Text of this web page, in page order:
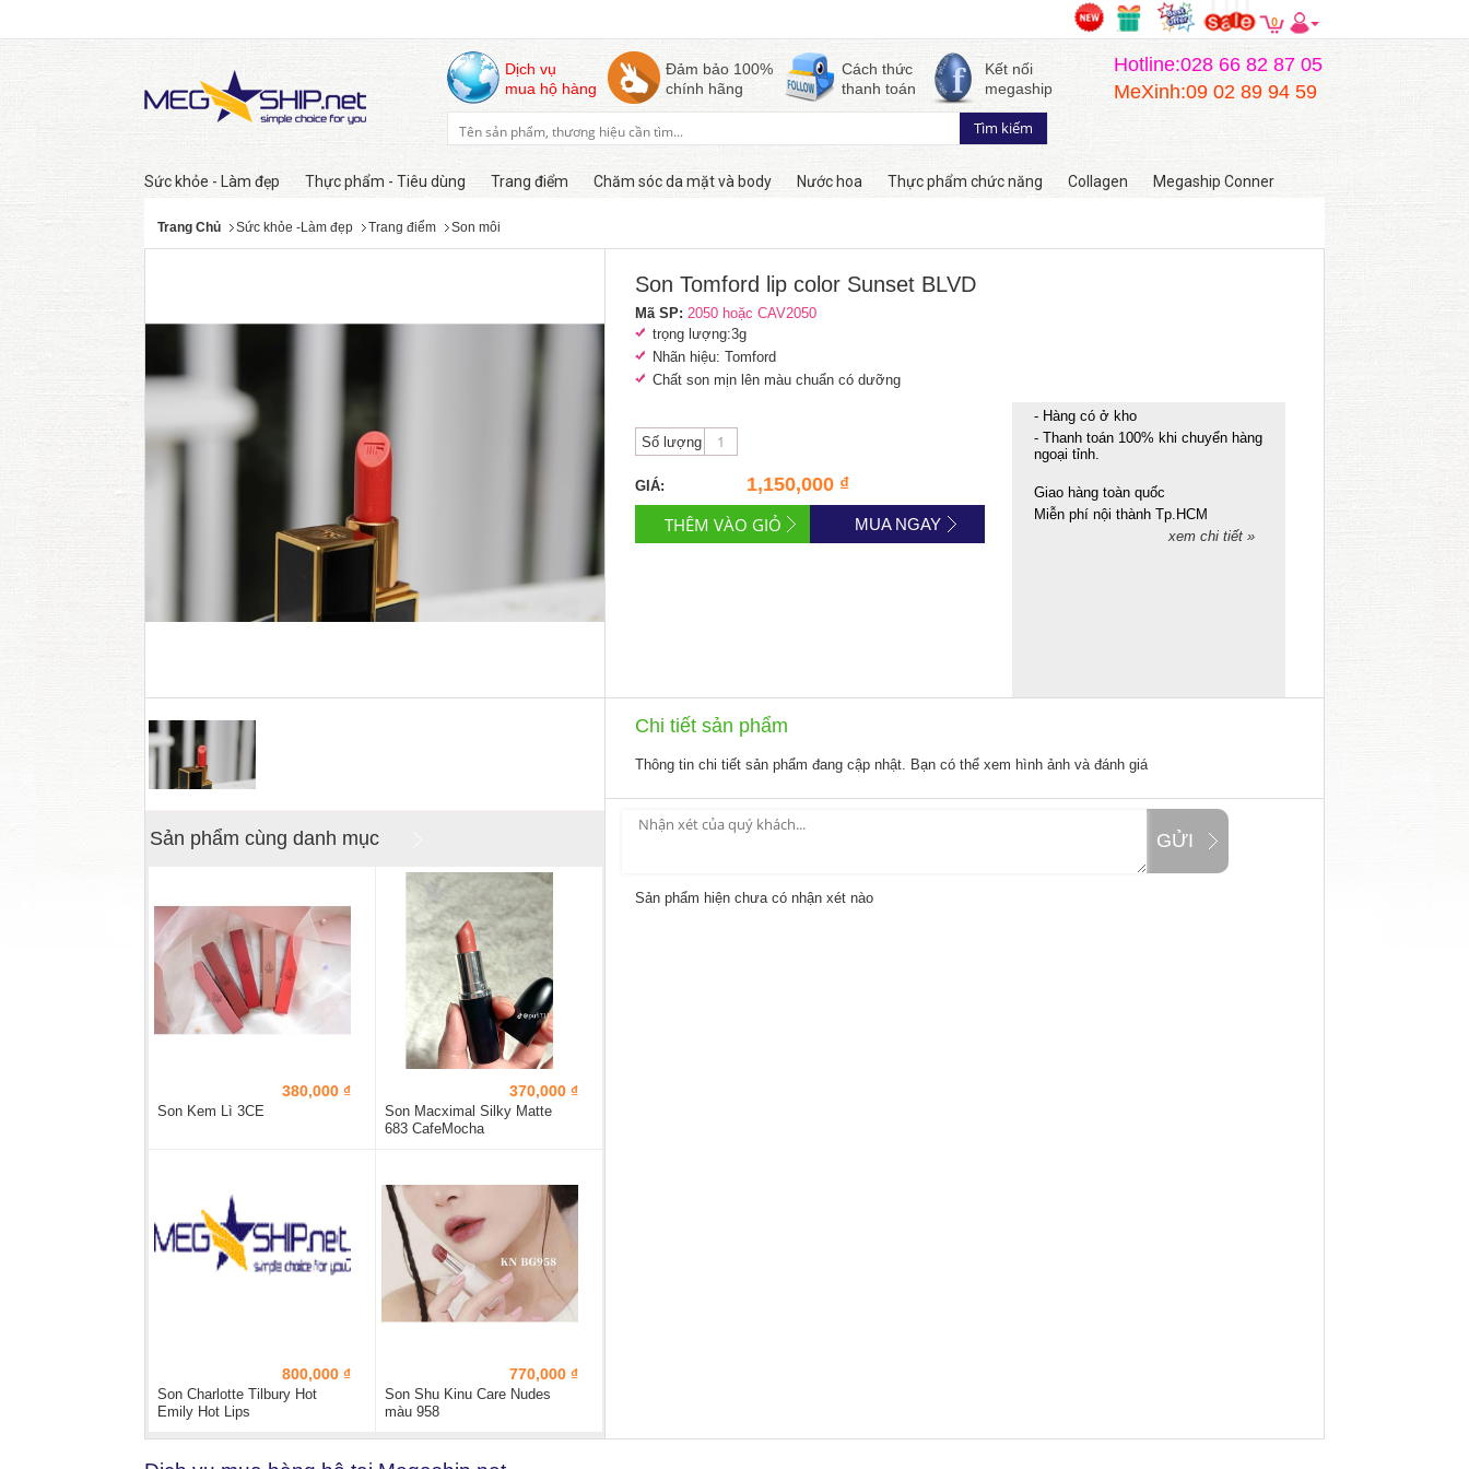
0
Dịch vụ
mua hộ hàng
Đảm bảo 100%
chính hãng
Cách thức
thanh toán
Kết nối
megaship
Hotline:028 66 82 87 05
MeXinh:09 02 89 94 59
Sức khỏe - Làm đẹp Thực phẩm - Tiêu dùng Trang điểm Chăm sóc da mặt và body Nước hoa Thực phẩm chức năng Collagen Megaship Conner
Trang Chủ Sức khỏe -Làm đẹp Trang điểm Son môi
Còn hàng
Sản phẩm cùng danh mục
380,000 ₫
Son Kem Lì 3CE
370,000 ₫
Son Macximal Silky Matte
683 CafeMocha
800,000 ₫
Son Charlotte Tilbury Hot
Emily Hot Lips
770,000 ₫
Son Shu Kinu Care Nudes
màu 958
Son Tomford lip color Sunset BLVD
Mã SP: 2050 hoặc CAV2050
trọng lượng:3g
Nhãn hiệu: Tomford
Chất son mịn lên màu chuẩn có dưỡng
Số lượng
GIÁ: 1,150,000 ₫
MUA NGAY
- Hàng có ở kho
- Thanh toán 100% khi chuyển hàng
ngoại tỉnh.
Giao hàng toàn quốc
Miễn phí nội thành Tp.HCM
xem chi tiết »
Chi tiết sản phẩm
Thông tin chi tiết sản phẩm đang cập nhật. Bạn có thể xem hình ảnh và đánh giá
GỬI
Sản phẩm hiện chưa có nhận xét nào